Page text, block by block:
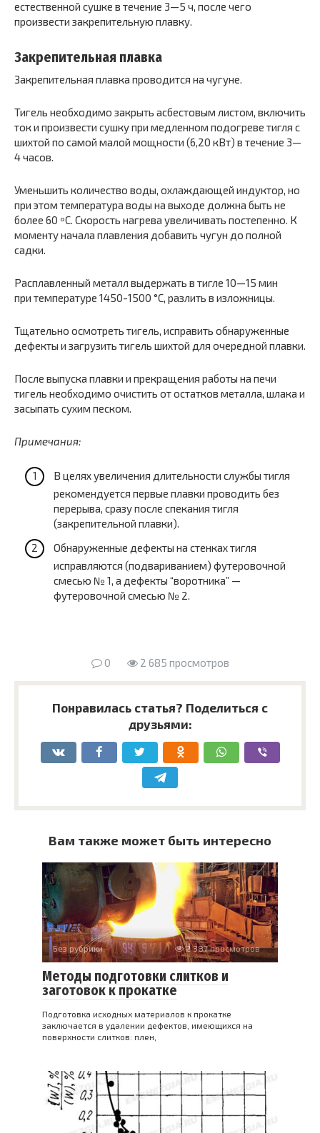
естественной сушке в течение 3—5 ч, после чего
произвести закрепительную плавку.
Закрепительная плавка
Закрепительная плавка проводится на чугуне.
Тигель необходимо закрыть асбестовым листом, включить
ток и произвести сушку при медленном подогреве тигля с
шихтой по самой малой мощности (6,20 кВт) в течение 3—
4 часов.
Уменьшить количество воды, охлаждающей индуктор, но
при этом температура воды на выходе должна быть не
более 60 ºС. Скорость нагрева увеличивать постепенно. К
моменту начала плавления добавить чугун до полной
садки.
Расплавленный металл выдержать в тигле 10—15 мин
при температуре 1450-1500 °С, разлить в изложницы.
Тщательно осмотреть тигель, исправить обнаруженные
дефекты и загрузить тигель шихтой для очередной плавки.
После выпуска плавки и прекращения работы на печи
тигель необходимо очистить от остатков металла, шлака и
засыпать сухим песком.
Примечания:
В целях увеличения длительности службы тигля
рекомендуется первые плавки проводить без
перерыва, сразу после спекания тигля
(закрепительной плавки).
Обнаруженные дефекты на стенках тигля
исправляются (подвариванием) футеровочной
смесью № 1, а дефекты “воротника” —
футеровочной смесью № 2.
0 2 685 просмотров
Понравилась статья? Поделиться с
друзьями:
Вам также может быть интересно
Без рубрики 2 387 просмотров
Методы подготовки слитков и
заготовок к прокатке
Подготовка исходных материалов к прокатке
заключается в удалении дефектов, имеющихся на
поверхности слитков: плен,